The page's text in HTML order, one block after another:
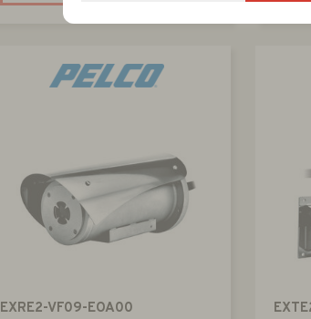
EXRE2-VF09-EOA00